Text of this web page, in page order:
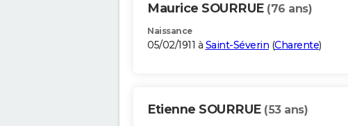
Maurice SOURRUE (76 ans)
Naissance
05/02/1911 à Saint-Séverin (Charente)
Etienne SOURRUE (53 ans)